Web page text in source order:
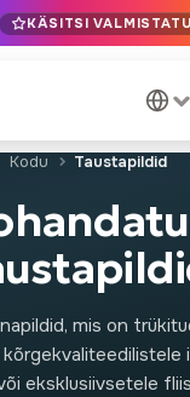
ELis
Premium
KÄSITSI
Kodu Taustapildid
mis on
eksklusiivsetele